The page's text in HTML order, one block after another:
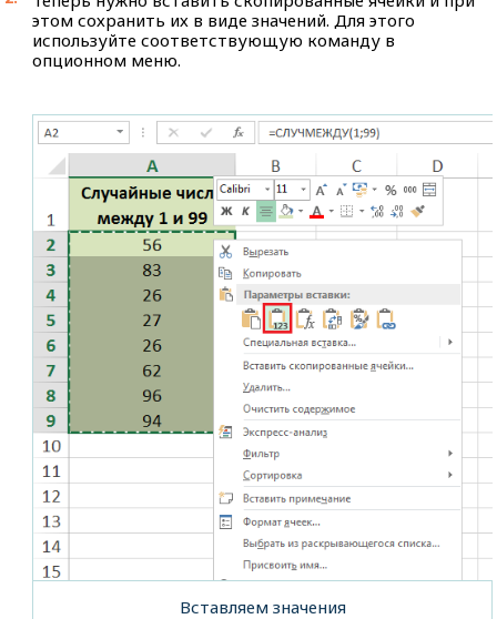
этом сохранить их в виде значений. Для этого
используйте соответствующую команду в
опционном меню.
Вставляем значения